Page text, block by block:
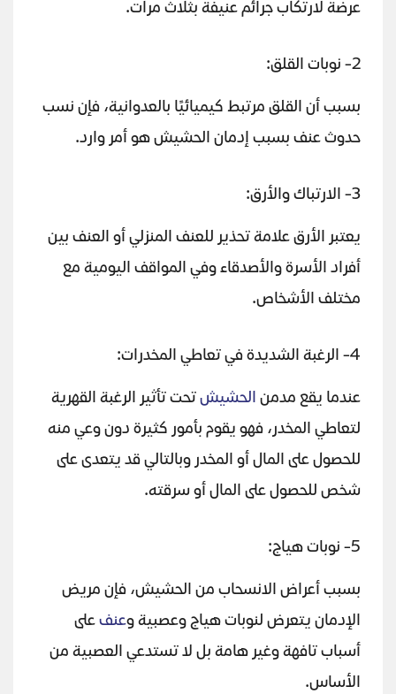
عرضة لارتكاب جرائم عنيفة بثلاث مرات.
2- نوبات القلق:
بسبب أن القلق مرتبط كيميائيًا بالعدوانية، فإن نسب
حدوث عنف بسبب إدمان الحشيش هو أمر وارد.
3- الارتباك والأرق:
يعتبر الأرق علامة تحذير للعنف المنزلي أو العنف بين
أفراد الأسرة والأصدقاء وفي المواقف اليومية مع
مختلف الأشخاص.
4- الرغبة الشديدة في تعاطي المخدرات:
عندما يقع مدمن الحشيشتحت تأثير الرغبة القهرية
لتعاطي المخدر، فهو يقوم بأمور كثيرة دون وعي منه
للحصول على المال أو المخدر وبالتالي قد يتعدى على
شخص للحصول على المال أو سرقته.
5- نوبات هياج:
بسبب أعراض الانسحاب من الحشيش، فإن مريض
الإدمان يتعرض لنوبات هياج وعصبية وعنفعلى
أسباب تافهة وغير هامة بل لا تستدعي العصبية من
الأساس.